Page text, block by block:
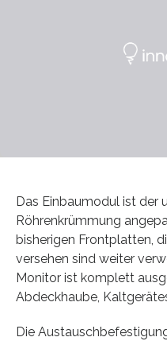
Das Einbaumodul ist der
Röhrenkrümmung
bisherigen Frontplatten,
versehen sind weiter
Monitor ist komplett
Abdeckhaube,
Die